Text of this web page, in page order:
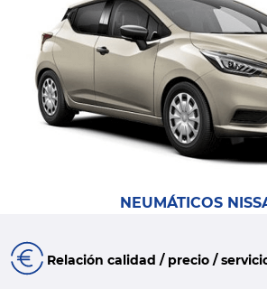
NEUMÁTICOS
Relación calidad / precio /